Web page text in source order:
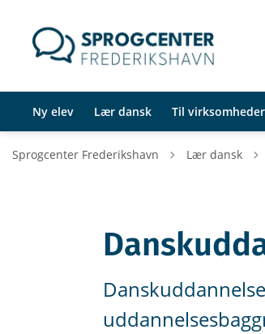
Ny elev Lær dansk Til virksomheder
Sprogcenter Frederikshavn Tilbage til
Lær dansk